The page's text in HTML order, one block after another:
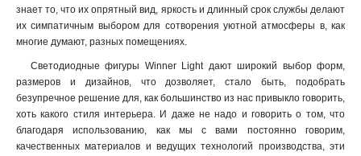
знает то, что их опрятный вид, яркость и длинный срок службы делают
их симпатичным выбором для сотворения уютной атмосферы в, как
многие думают, разных помещениях.
Светодиодные фигуры Winner Light дают широкий выбор форм,
размеров и дизайнов, что дозволяет, стало быть, подобрать
безупречное решение для, как большинство из нас привыкло говорить,
хоть какого стиля интерьера. И даже не надо и говорить о том, что
благодаря использованию, как мы с вами постоянно говорим,
качественных материалов и ведущих технологий производства, эти